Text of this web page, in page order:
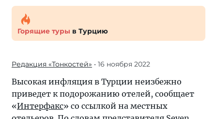
Горящие туры в Турцию
Редакция «Тонкостей» • 16 ноября 2022
Высокая инфляция в Турции неизбежно
приведет к подорожанию отелей, сообщает
«Интерфакс» со ссылкой на местных